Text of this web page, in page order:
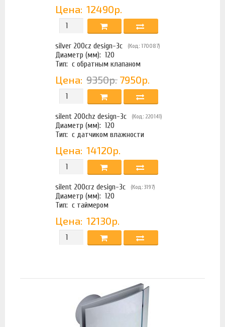
Цена:12490р.
silver 200cz design-3с (Код: 170087)
Диаметр (мм):120
Тип:с обратным клапаном
Цена:9350р. 7950р.
silent 200chz design-3с (Код: 220141)
Диаметр (мм):120
Тип:с датчиком влажности
Цена:14120р.
silent 200crz design-3с (Код: 3197)
Диаметр (мм):120
Тип:с таймером
Цена:12130р.